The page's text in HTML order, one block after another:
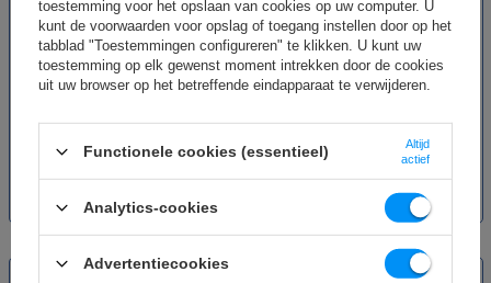
Halterrek UX-S207 (4 modules) -
afgelopen 30 dagen 1 380,00 €
1 380,00 €
1 104,00 €
Positieve helling Bankdrukbank
799,00 €
639,20 €
NIEUW NIEUW
toestemming voor het opslaan van cookies op uw computer. U
kunt de voorwaarden voor opslag of toegang instellen door op het
tabblad "Toestemmingen configureren" te klikken. U kunt uw
toestemming op elk gewenst moment intrekken door de cookies
uit uw browser op het betreffende eindapparaat te verwijderen.
Functionele cookies (essentieel)
Altijd
actief
Analytics-cookies
Advertentiecookies